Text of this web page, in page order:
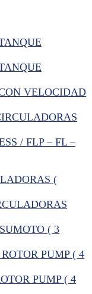
VELOCIDAD
/ FLP – FL –
(
( 3
PUMP ( 4
PUMP ( 4